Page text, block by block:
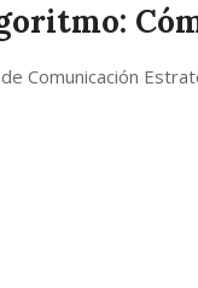
Comunicación